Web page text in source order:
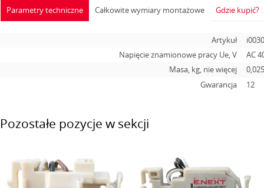
Parametry techniczne
Artykuł
Napięcie znamionowe pracy Ue, V
AC
Masa, kg, nie więcej
Gwarancja
12
Całkowite wymiary montażowe Gdzie kupić?
Pozostałe pozycje w sekcji